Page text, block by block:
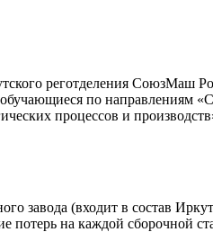
реготделения СоюзМаш
по направлениям
процессов и
завода (входит в состав
потерь на каждой сборочной